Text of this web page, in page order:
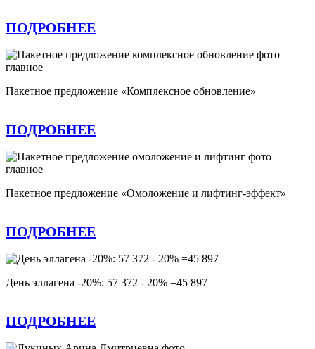
ПОДРОБНЕЕ
Пакетное предложение «Комплексное обновление»
ПОДРОБНЕЕ
Пакетное предложение «Омоложение и лифтинг-эффект»
ПОДРОБНЕЕ
День эллагена -20%: 57 372 - 20% =45 897
ПОДРОБНЕЕ